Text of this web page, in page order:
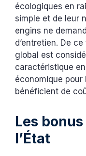
écologiques en
simple et de leur
engins ne
d’entretien. De
global est
caractéristique
économique pour
bénéficient de
Les
l’État